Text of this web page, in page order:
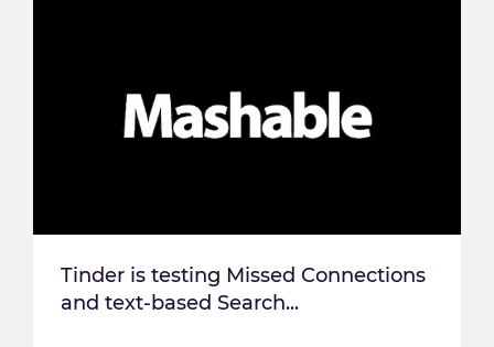
Tinder is testing Missed Connections
and text-based Search...